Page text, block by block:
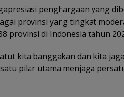
penghargaan yang
provinsi yang tingkat
provinsi di Indonesia tahun
kita banggakan dan kita
pilar utama menjaga